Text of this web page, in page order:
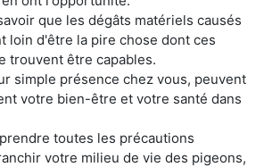
que les dégâts matériels causés
loin d'être la pire chose dont ces
trouvent être capables.
simple présence chez vous, peuvent
votre bien-être et votre santé dans
toutes les précautions
votre milieu de vie des pigeons,